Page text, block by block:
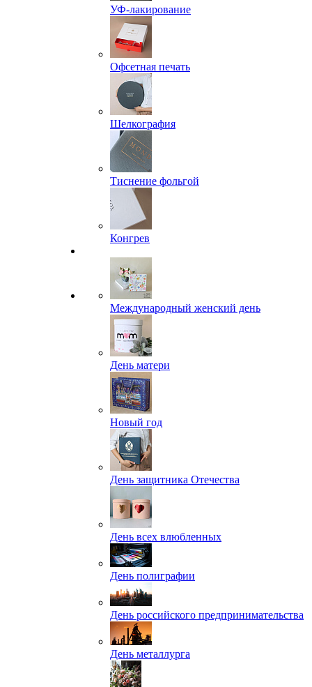
УФ-лакирование
Офсетная печать
Шелкография
Тиснение фольгой
Конгрев
Международный женский день
День матери
Новый год
День защитника Отечества
День всех влюбленных
День полиграфии
День российского предпринимательства
День металлурга